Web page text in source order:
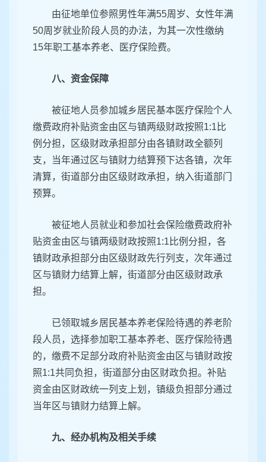
由征地单位参照男性年满55周岁、女性年满
50周岁就业阶段人员的办法，为其一次性缴纳
15年职工基本养老、医疗保险费。
八、资金保障
被征地人员参加城乡居民基本医疗保险个人
缴费政府补贴资金由区与镇两级财政按照1:1比
例分担，区级财政承担部分由各镇财政全额列
支，当年通过区与镇财力结算预下达各镇，次年
清算，街道部分由区级财政承担，纳入街道部门
预算。
被征地人员就业和参加社会保险缴费政府补
贴资金由区与镇两级财政按照1:1比例分担，各
镇财政承担部分由区级财政先行列支，次年通过
区与镇财力结算上解，街道部分由区级财政承
担。
已领取城乡居民基本养老保险待遇的养老阶
段人员，选择参加职工基本养老、医疗保险待遇
的，缴费不足部分政府补贴资金由区与镇财政按
照1:1共同负担，街道部分由区财政负担。补贴
资金由区财政统一列支上划，镇级负担部分通过
当年区与镇财力结算上解。
九、经办机构及相关手续